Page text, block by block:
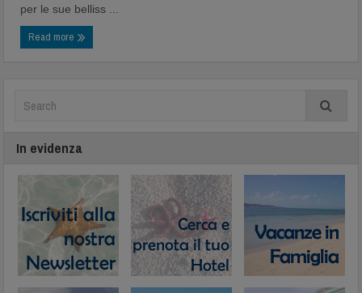
per le sue belliss ...
Read more
In evidenza